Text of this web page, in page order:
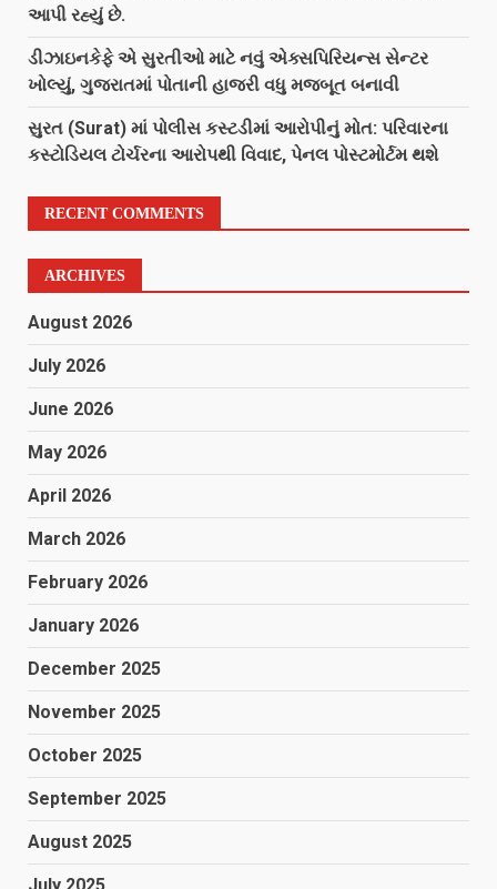
આપી રહ્યું છે.
ડીઝાઇનકેફે એ સુરતીઓ માટે નવું એક્સપિરિયન્સ સેન્ટર
ખોલ્યું, ગુજરાતમાં પોતાની હાજરી વધુ મજબૂત બનાવી
સુરત (Surat) માં પોલીસ કસ્ટડીમાં આરોપીનું મોત: પરિવારના
કસ્ટોડિયલ ટોર્ચરના આરોપથી વિવાદ, પેનલ પોસ્ટમોર્ટમ થશે
RECENT COMMENTS
ARCHIVES
August 2026
July 2026
June 2026
May 2026
April 2026
March 2026
February 2026
January 2026
December 2025
November 2025
October 2025
September 2025
August 2025
July 2025